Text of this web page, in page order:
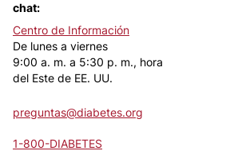
chat:
Centro de Información
De lunes a viernes
9:00 a. m. a 5:30 p. m., hora
del Este de EE. UU.
preguntas@diabetes.org
1-800-DIABETES